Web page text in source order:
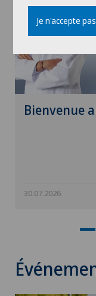
Bienvenue
30.07.2026
Je n'accepte pas